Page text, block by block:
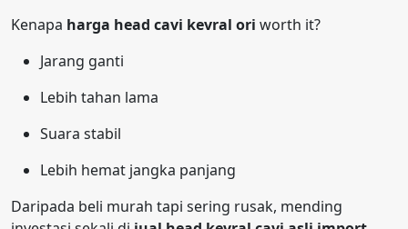
Kenapa harga head cavi kevral ori worth it?
Jarang ganti
Lebih tahan lama
Suara stabil
Lebih hemat jangka panjang
Daripada beli murah tapi sering rusak, mending